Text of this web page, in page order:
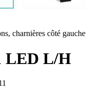
charnières côté gauche
LED L/H